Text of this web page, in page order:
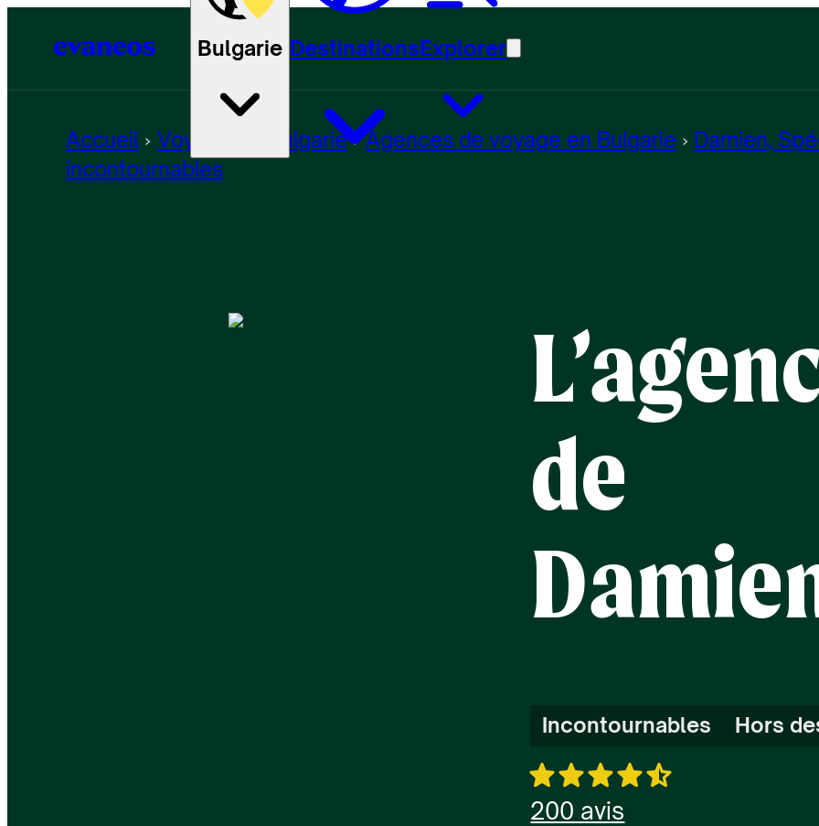
Destinations
Bulgarie Explorer
Accueil Voyage en Bulgarie Agences de voyage en Bulgarie
Damien,
incontournables
de
Incontournables Hors
200 avis